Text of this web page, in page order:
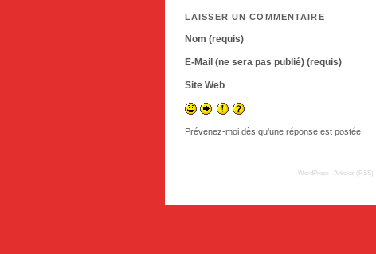
LAISSER UN COMMENTAIRE
Nom (requis)
E-Mail (ne sera pas publié) (requis)
Site Web
Prévenez-moi dès qu'une réponse est postée
WordPress Articles (RSS)